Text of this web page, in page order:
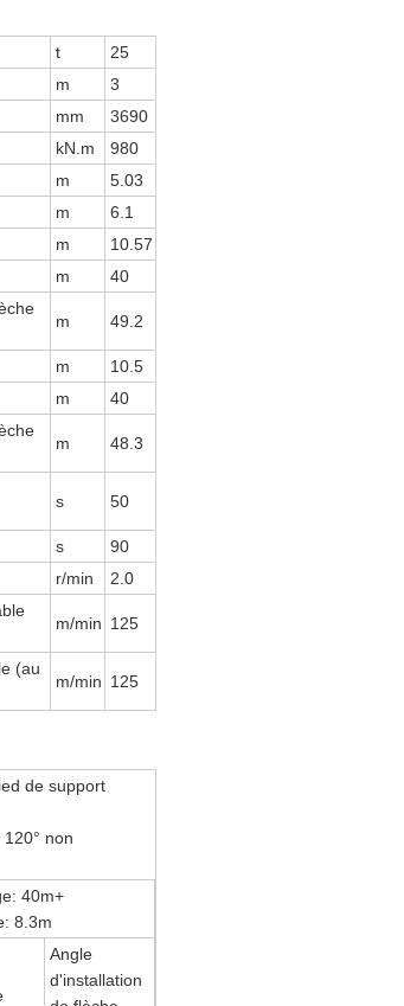
t
25
m
3
mm
3690
kN.m
980
m
5.03
m 6.1
m
10.57
m
40
m 49.2
m
10.5
m
40
m 48.3
s 50
s
90
r/min
2.0
m/min 125
(au
m/min 125
de support
non
40m+
8.3m
Angle
d'installation